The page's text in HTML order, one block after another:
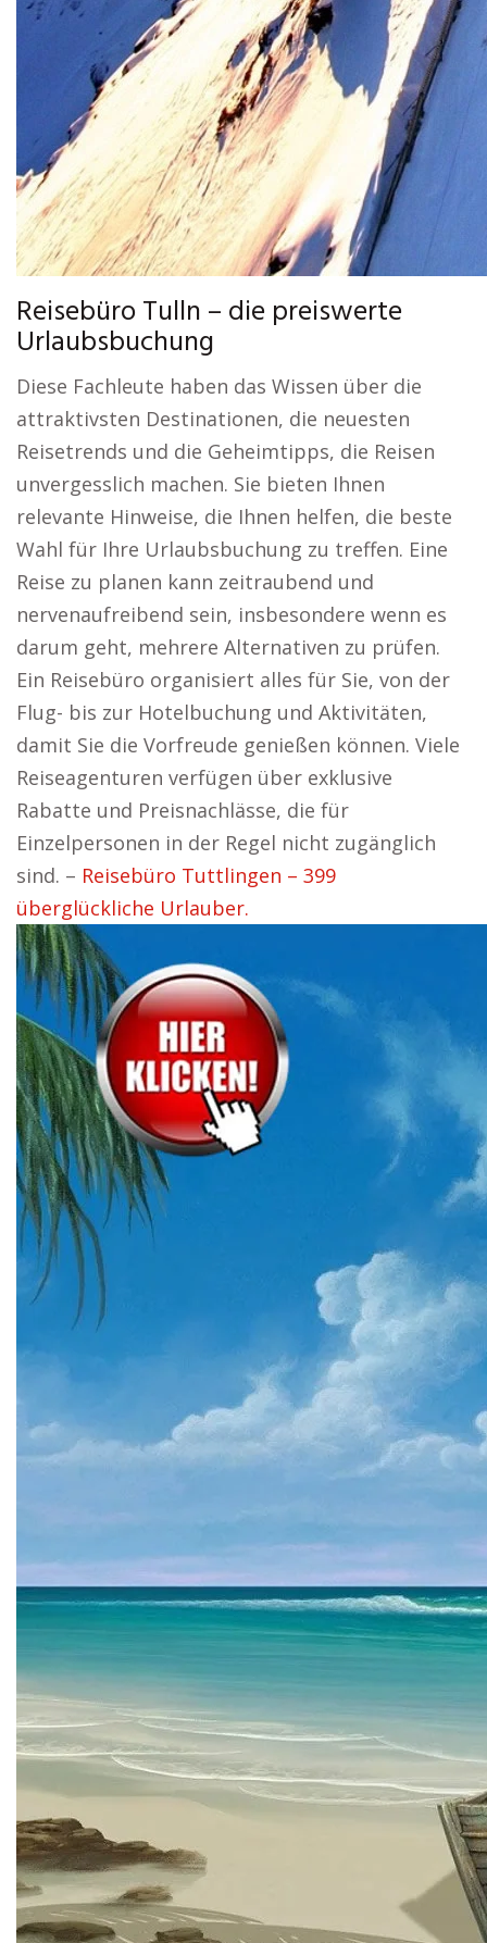
Reisebüro Tulln – die preiswerte
Urlaubsbuchung
Diese Fachleute haben das Wissen über die
attraktivsten Destinationen, die neuesten
Reisetrends und die Geheimtipps, die Reisen
unvergesslich machen. Sie bieten Ihnen
relevante Hinweise, die Ihnen helfen, die beste
Wahl für Ihre Urlaubsbuchung zu treffen. Eine
Reise zu planen kann zeitraubend und
nervenaufreibend sein, insbesondere wenn es
darum geht, mehrere Alternativen zu prüfen.
Ein Reisebüro organisiert alles für Sie, von der
Flug- bis zur Hotelbuchung und Aktivitäten,
damit Sie die Vorfreude genießen können. Viele
Reiseagenturen verfügen über exklusive
Rabatte und Preisnachlässe, die für
Einzelpersonen in der Regel nicht zugänglich
sind. – Reisebüro Tuttlingen – 399
überglückliche Urlauber.